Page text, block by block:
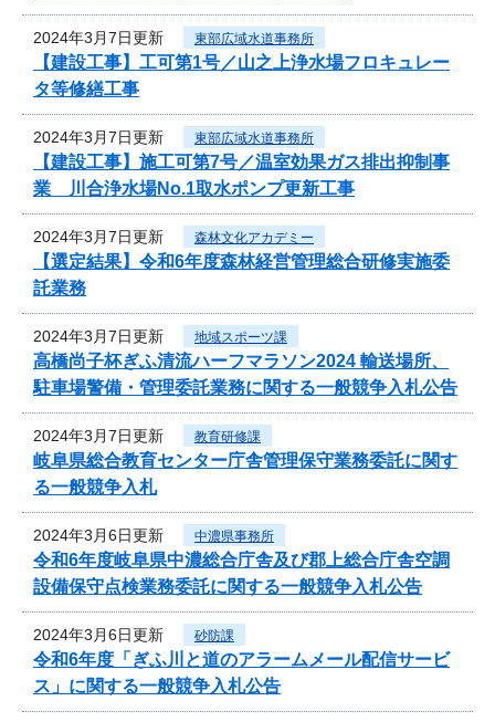
2024年3月7日更新 東部広域水道事務所
【建設工事】工可第1号／山之上浄水場フロキュレー
タ等修繕工事
2024年3月7日更新 東部広域水道事務所
【建設工事】施工可第7号／温室効果ガス排出抑制事
業 川合浄水場No.1取水ポンプ更新工事
2024年3月7日更新 森林文化アカデミー
【選定結果】令和6年度森林経営管理総合研修実施委
託業務
2024年3月7日更新 地域スポーツ課
高橋尚子杯ぎふ清流ハーフマラソン2024 輸送場所、
駐車場警備・管理委託業務に関する一般競争入札公告
2024年3月7日更新 教育研修課
岐阜県総合教育センター庁舎管理保守業務委託に関す
る一般競争入札
2024年3月6日更新 中濃県事務所
令和6年度岐阜県中濃総合庁舎及び郡上総合庁舎空調
設備保守点検業務委託に関する一般競争入札公告
2024年3月6日更新 砂防課
令和6年度「ぎふ川と道のアラームメール配信サービ
ス」に関する一般競争入札公告